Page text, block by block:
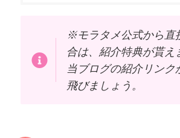
※モラタメ公式から直
合は、紹介特典が貰え
当ブログの紹介リンク
飛びましょう。